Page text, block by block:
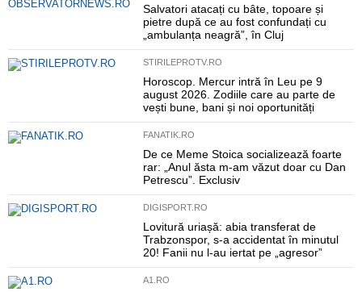
Salvatori atacați cu bâte, topoare și
pietre după ce au fost confundați cu
„ambulanța neagră”, în Cluj
STIRILEPROTV.RO
Horoscop. Mercur intră în Leu pe 9
august 2026. Zodiile care au parte de
vești bune, bani și noi oportunități
FANATIK.RO
De ce Meme Stoica socializează foarte
rar: „Anul ăsta m-am văzut doar cu Dan
Petrescu”. Exclusiv
DIGISPORT.RO
Lovitură uriașă: abia transferat de
Trabzonspor, s-a accidentat în minutul
20! Fanii nu l-au iertat pe „agresor”
A1.RO